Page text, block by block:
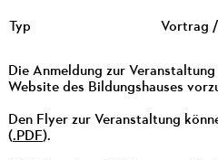
Typ Vortrag
Die Anmeldung zur
Website des Bildungshauses
Den Flyer zur Veranstaltung
(.PDF).